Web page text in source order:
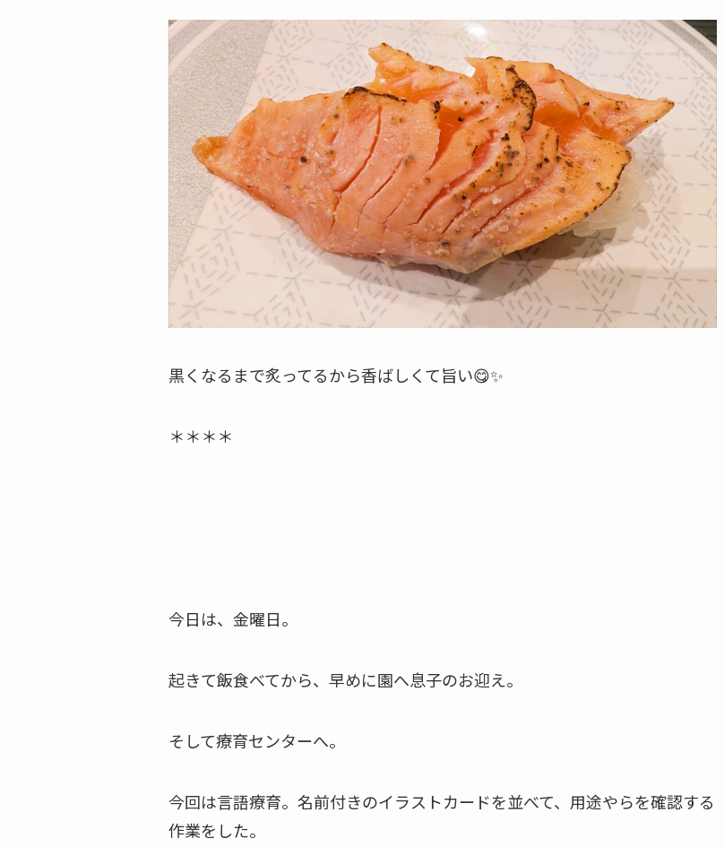
黒くなるまで炙ってるから香ばしくて旨い😋✨️
＊＊＊＊
今日は、金曜日。
起きて飯食べてから、早めに園へ息子のお迎え。
そして療育センターへ。
今回は言語療育。名前付きのイラストカードを並べて、用途やらを確認する
作業をした。